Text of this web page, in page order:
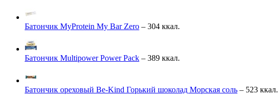
Батончик MyProtein My Bar Zero – 304 ккал.
Батончик Multipower Power Pack – 389 ккал.
Батончик ореховый Be-Kind Горький шоколад Морская соль – 523 ккал.